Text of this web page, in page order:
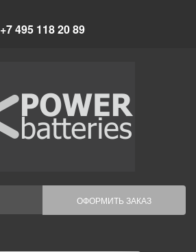
+7 495 118 20 89
ОФОРМИТЬ ЗАКАЗ